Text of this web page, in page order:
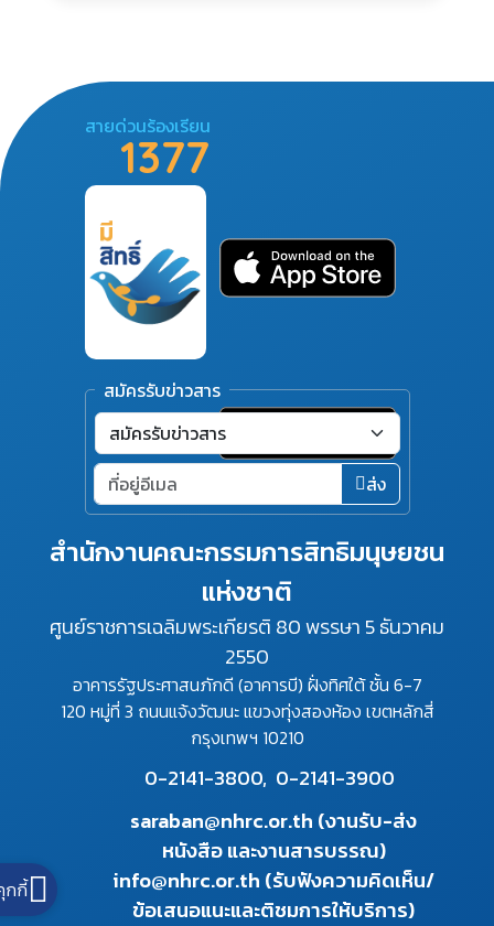
สำนักงานคณะกรรมการสิทธิมนุษยชน
แห่งชาติ
ศูนย์ราชการเฉลิมพระเกียรติ 80 พรรษา 5 ธันวาคม
2550
อาคารรัฐประศาสนภักดี (อาคารบี) ฝั่งทิศใต้ ชั้น 6-7
120 หมู่ที่ 3 ถนนแจ้งวัฒนะ แขวงทุ่งสองห้อง เขตหลักสี่
กรุงเทพฯ 10210
0-2141-3800, 0-2141-3900
saraban@nhrc.or.th (งานรับ-ส่ง
หนังสือ และงานสารบรรณ)
info@nhrc.or.th (รับฟังความคิดเห็น/
ข้อเสนอแนะและติชมการให้บริการ)
สายด่วนร้องเรียน
1377
สมัครรับข่าวสาร
ส่ง
กกี้